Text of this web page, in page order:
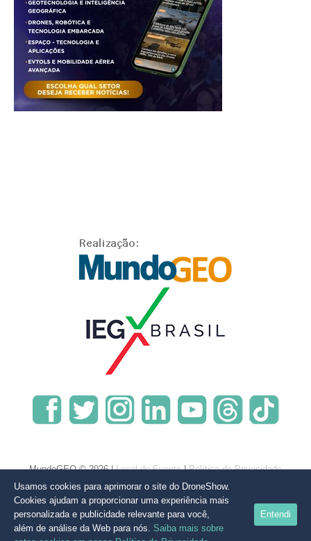
MundoGEO © 2026 |Local do Evento|Política de Privacidade
Usamos cookies para aprimorar o site do DroneShow.
Cookies ajudam a proporcionar uma experiência mais
personalizada e publicidade relevante para você,
além de análise da Web para nós. Saiba mais sobre
Entendi